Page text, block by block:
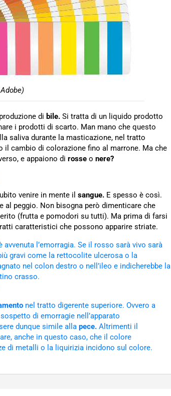
di bile. Si tratta di un liquido prodotto
i prodotti di scarto. Man mano che questo
saliva durante la masticazione, nel tratto
il cambio di colorazione fino al marrone. Ma che
e appaiono di rosse o nere?
venire in mente il sangue. E spesso è così.
al peggio. Non bisogna però dimenticare che
(frutta e pomodori su tutti). Ma prima di farsi
caratteristici che possono apparire striate.
l’emorragia. Se il rosso sarà vivo sarà
gravi come la rettocolite ulcerosa o la
nel colon destro o nell’ileo e indicherebbe la
crasso.
nel tratto digerente superiore. Ovvero a
di emorragie nell’apparato
dunque simile alla pece. Altrimenti il
anche in questo caso, che il colore
di metalli o la liquirizia incidono sul colore.